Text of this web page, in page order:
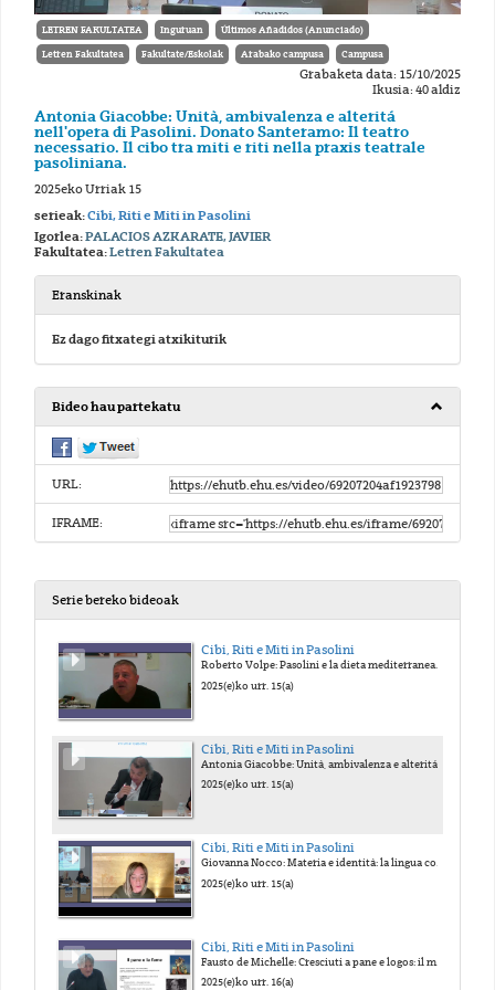
LETREN FAKULTATEA Inguruan Últimos Añadidos (Anunciado)
Letren Fakultatea Fakultate/Eskolak Arabako campusa Campusa
Grabaketa data: 15/10/2025
Ikusia: 40 aldiz
Antonia Giacobbe: Unità, ambivalenza e alteritá
nell'opera di Pasolini. Donato Santeramo: Il teatro
necessario. Il cibo tra miti e riti nella praxis teatrale
pasoliniana.
2025eko Urriak 15
serieak:Cibi, Riti e Miti in Pasolini
Igorlea:PALACIOS AZKARATE, JAVIER
Fakultatea:Letren Fakultatea
Eranskinak
Ez dago fitxategi atxikiturik
Bideo hau partekatu
URL:
IFRAME:
Serie bereko bideoak
Cibi, Riti e Miti in Pasolini
2025(e)ko urr. 15(a)
Cibi, Riti e Miti in Pasolini
2025(e)ko urr. 15(a)
Cibi, Riti e Miti in Pasolini
Giovanna Nocco: Materia e identità: la lingua come rito della metamorfosi in Petrolio. Roberto Chiesi: Il rituale del cannibalismo in Medea. Angelo Favaro: Quando il cibo uccide.
2025(e)ko urr. 15(a)
Cibi, Riti e Miti in Pasolini
Fausto de Michelle: Cresciuti a pane e logos: il motivo del cibo come linguaggio culturale in Pasolini. Fiammetta D'Angelo: Il paradigma dell oltre nei dintorni del 68.
2025(e)ko urr. 16(a)